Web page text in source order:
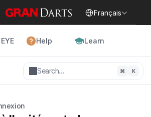
Français
Help Learn
Search… ⌘ K